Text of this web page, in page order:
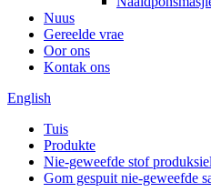
Nuus
Gereelde vrae
Oor ons
Kontak ons
English
Tuis
Produkte
Nie-geweefde stof
Gom gespuit nie-geweefde